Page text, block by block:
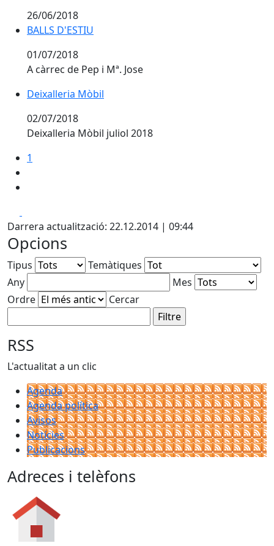
26/06/2018
BALLS D'ESTIU
BALLS D'ESTIU
01/07/2018
A càrrec de Pep i Mª. Jose
Deixalleria Mòbil
Deixalleria Mòbil
02/07/2018
Deixalleria Mòbil juliol 2018
1
Darrera actualització: 22.12.2014 | 09:44
Opcions
Tipus
Temàtiques
Any
Mes
Ordre
Cercar
RSS
L'actualitat a un clic
Agenda
Agenda política
Avisos
Notícies
Publicacions
Adreces i telèfons